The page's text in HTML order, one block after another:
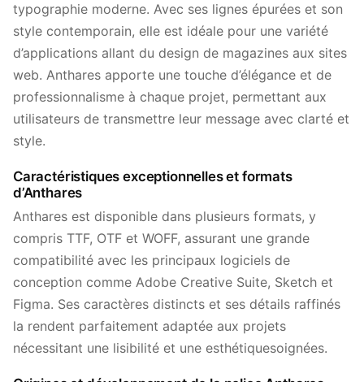
typographie moderne. Avec ses lignes épurées et son
style contemporain, elle est idéale pour une variété
d’applications allant du design de magazines aux sites
web. Anthares apporte une touche d’élégance et de
professionnalisme à chaque projet, permettant aux
utilisateurs de transmettre leur message avec clarté et
style.
Caractéristiques exceptionnelles et formats
d’Anthares
Anthares est disponible dans plusieurs formats, y
compris TTF, OTF et WOFF, assurant une grande
compatibilité avec les principaux logiciels de
conception comme Adobe Creative Suite, Sketch et
Figma. Ses caractères distincts et ses détails raffinés
la rendent parfaitement adaptée aux projets
nécessitant une lisibilité et une esthétiquesoignées.